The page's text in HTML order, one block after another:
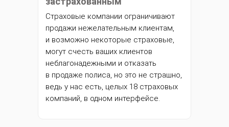
Страховые компании ограничивают
продажи нежелательным клиентам,
и возможно некоторые страховые,
могут счесть ваших клиентов
неблагонадежными и отказать
в продаже полиса, но это не страшно,
ведь у нас есть, целых 18 страховых
компаний, в одном интерфейсе.